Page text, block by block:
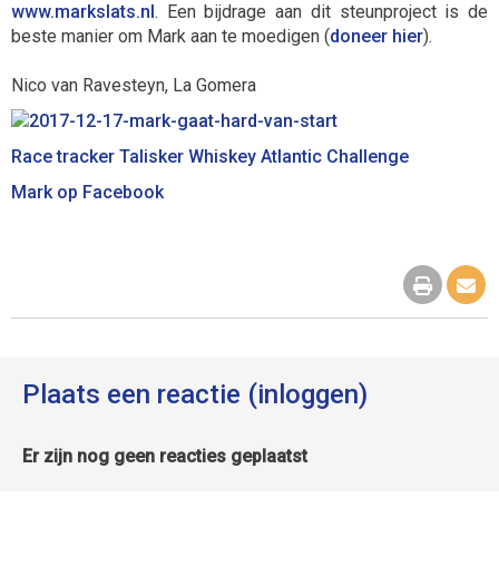
www.markslats.nl. Een bijdrage aan dit steunproject is de
beste manier om Mark aan te moedigen (doneer hier).
Nico van Ravesteyn, La Gomera
Race tracker Talisker Whiskey Atlantic Challenge
Mark op Facebook
Plaats een reactie (inloggen)
Er zijn nog geen reacties geplaatst